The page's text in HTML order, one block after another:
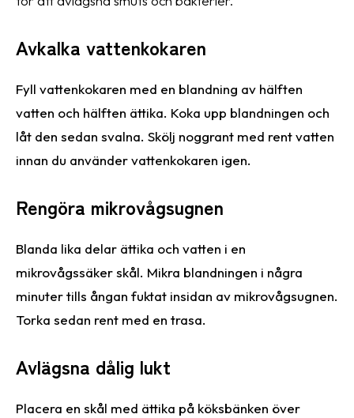
Avkalka vattenkokaren
Fyll vattenkokaren med en blandning av hälften
vatten och hälften ättika. Koka upp blandningen och
låt den sedan svalna. Skölj noggrant med rent vatten
innan du använder vattenkokaren igen.
Rengöra mikrovågsugnen
Blanda lika delar ättika och vatten i en
mikrovågssäker skål. Mikra blandningen i några
minuter tills ångan fuktat insidan av mikrovågsugnen.
Torka sedan rent med en trasa.
Avlägsna dålig lukt
Placera en skål med ättika på köksbänken över